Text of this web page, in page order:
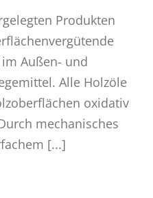
Produkten
Außen- und
Alle Holzöle
oxidativ
mechanisches
[...]